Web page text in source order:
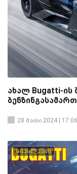
ახალ Bugatti-ის
28 მაისი 2024 | 17:06
სიახლეები